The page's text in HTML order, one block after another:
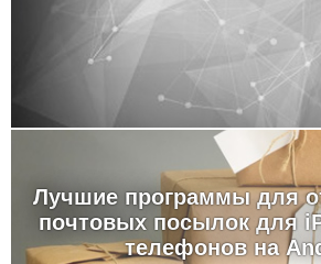
Лучшие программы для
почтовых посылок для
телефонов на